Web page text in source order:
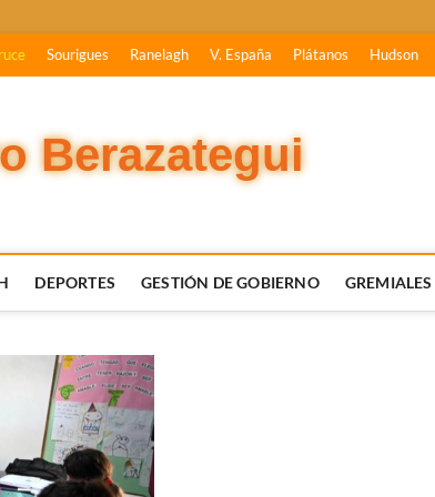
Sourigues Ranelagh V. España Plátanos Hudson
Berazategui
DEPORTES GESTIÓN DE GOBIERNO GREMIALES